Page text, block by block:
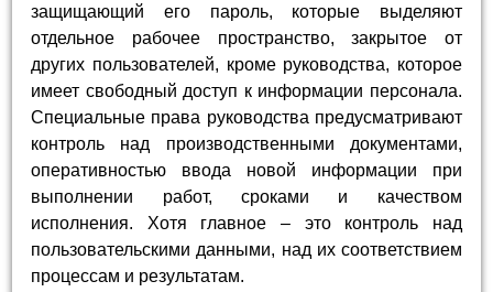
защищающий его пароль, которые выделяют
отдельное рабочее пространство, закрытое от
других пользователей, кроме руководства, которое
имеет свободный доступ к информации персонала.
Специальные права руководства предусматривают
контроль над производственными документами,
оперативностью ввода новой информации при
выполнении работ, сроками и качеством
исполнения. Хотя главное – это контроль над
пользовательскими данными, над их соответствием
процессам и результатам.